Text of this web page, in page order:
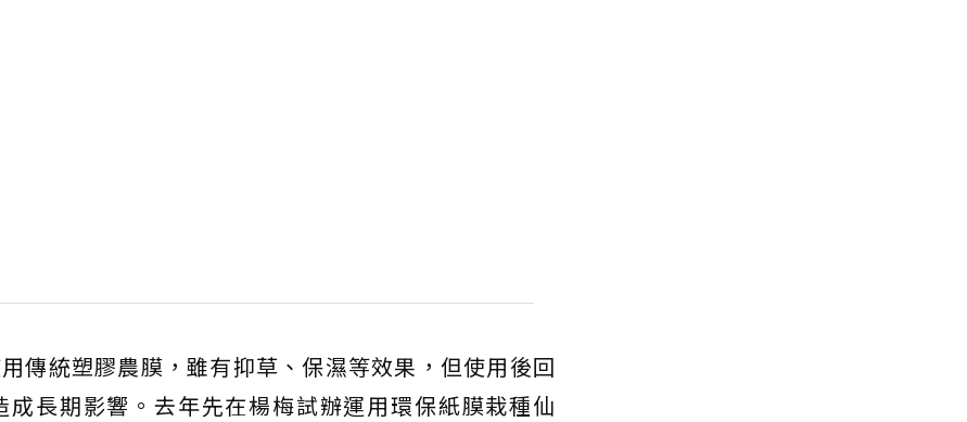
傳統塑膠農膜，雖有抑草、保濕等效果，但使用後回
長期影響。去年先在楊梅試辦運用環保紙膜栽種仙